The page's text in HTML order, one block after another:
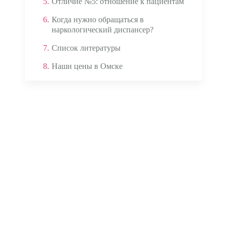
6. Когда нужно обращаться в
наркологический диспансер?
7. Список литературы
8. Наши цены в Омске